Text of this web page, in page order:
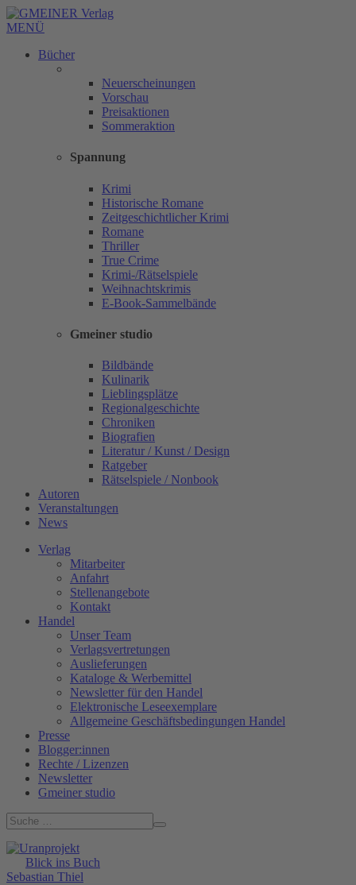
MENÜ
Bücher
Neuerscheinungen
Vorschau
Preisaktionen
Sommeraktion
Spannung
Krimi
Historische Romane
Zeitgeschichtlicher Krimi
Romane
Thriller
True Crime
Krimi-/Rätselspiele
Weihnachtskrimis
E-Book-Sammelbände
Gmeiner studio
Bildbände
Kulinarik
Lieblingsplätze
Regionalgeschichte
Chroniken
Biografien
Literatur / Kunst / Design
Ratgeber
Rätselspiele / Nonbook
Autoren
Veranstaltungen
News
Verlag
Mitarbeiter
Anfahrt
Stellenangebote
Kontakt
Handel
Unser Team
Verlagsvertretungen
Auslieferungen
Kataloge & Werbemittel
Newsletter für den Handel
Elektronische Leseexemplare
Allgemeine Geschäftsbedingungen Handel
Presse
Blogger:innen
Rechte / Lizenzen
Newsletter
Gmeiner studio
Blick ins Buch
Sebastian Thiel